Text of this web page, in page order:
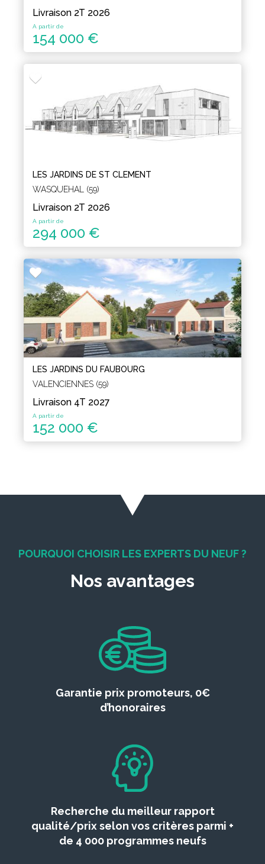
Livraison 2T 2026
A partir de
154 000 €
LES JARDINS DE ST CLEMENT
WASQUEHAL (59)
Livraison 2T 2026
A partir de
294 000 €
LES JARDINS DU FAUBOURG
VALENCIENNES (59)
Livraison 4T 2027
A partir de
152 000 €
POURQUOI CHOISIR LES EXPERTS DU NEUF ?
Nos avantages
Garantie prix promoteurs, 0€
d’honoraires
Recherche du meilleur rapport
qualité/prix selon vos critères parmi +
de 4 000 programmes neufs